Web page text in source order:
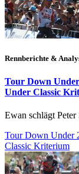
Rennberichte &
Tour Down
Under Classic
Ewan schlägt
Tour Down Under
Classic Kriterium